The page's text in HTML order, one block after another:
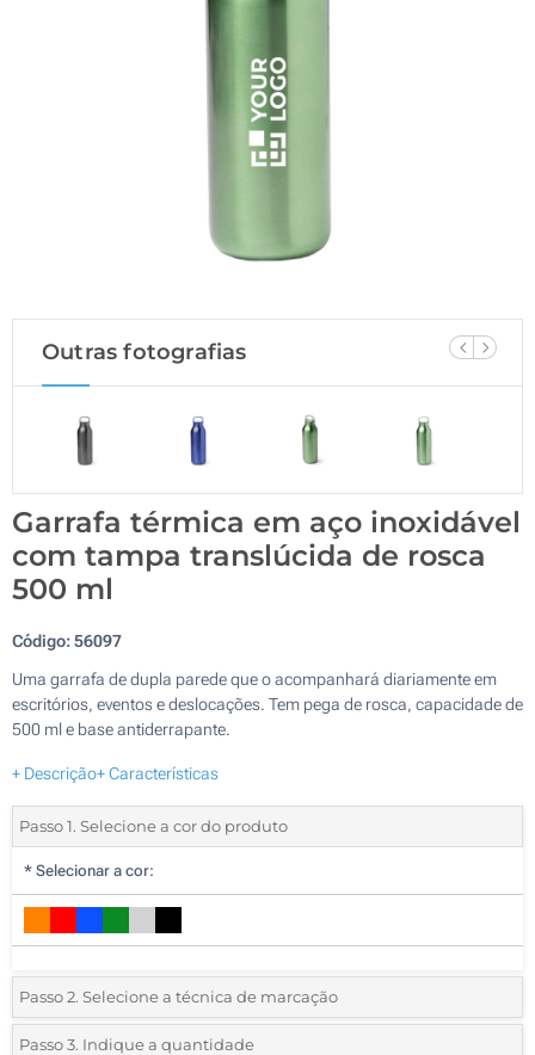
Outras fotografias
Garrafa térmica em aço inoxidável
com tampa translúcida de rosca
500 ml
Código:56097
Uma garrafa de dupla parede que o acompanhará diariamente em
escritórios, eventos e deslocações. Tem pega de rosca, capacidade de
500 ml e base antiderrapante.
+ Descrição+ Características
Passo 1. Selecione a cor do produto
* Selecionar a cor:
Passo 2. Selecione a técnica de marcação
*Selecione o tipo de marcação e as cores do logotipo:
Passo 3. Indique a quantidade